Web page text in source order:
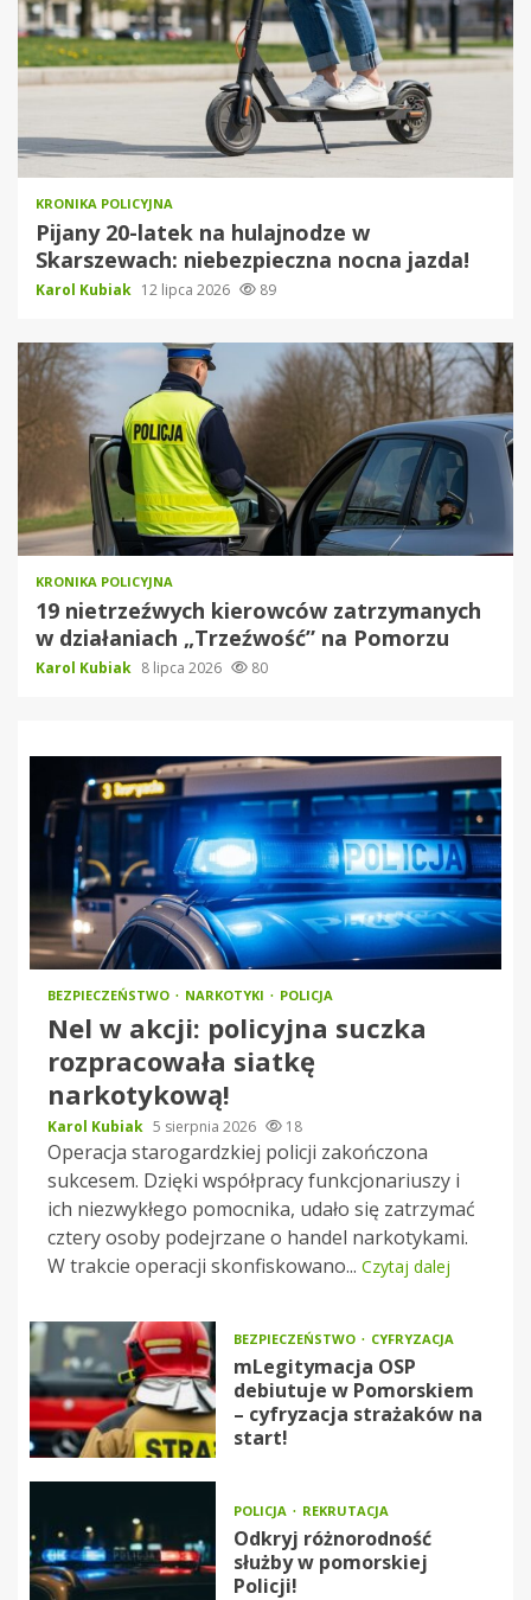
KRONIKA POLICYJNA
Pijany 20-latek na hulajnodze w
Skarszewach: niebezpieczna nocna jazda!
Karol Kubiak 12 lipca 2026 89
KRONIKA POLICYJNA
19 nietrzeźwych kierowców zatrzymanych
w działaniach „Trzeźwość” na Pomorzu
Karol Kubiak 8 lipca 2026 80
BEZPIECZEŃSTWO NARKOTYKI POLICJA
Nel w akcji: policyjna suczka
rozpracowała siatkę
narkotykową!
Karol Kubiak 5 sierpnia 2026 18
Operacja starogardzkiej policji zakończona
sukcesem. Dzięki współpracy funkcjonariuszy i
ich niezwykłego pomocnika, udało się zatrzymać
cztery osoby podejrzane o handel narkotykami.
W trakcie operacji skonfiskowano... Czytaj dalej
BEZPIECZEŃSTWO CYFRYZACJA
mLegitymacja OSP
debiutuje w Pomorskiem
– cyfryzacja strażaków na
start!
POLICJA REKRUTACJA
Odkryj różnorodność
służby w pomorskiej
Policji!